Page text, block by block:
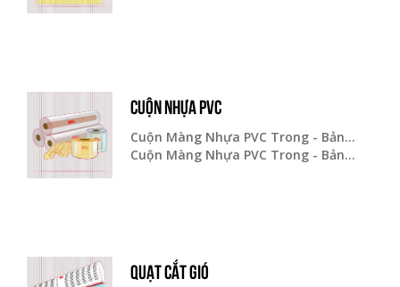
CUỘN NHỰA PVC
Cuộn Màng Nhựa PVC Trong - Bản...
Cuộn Màng Nhựa PVC Trong - Bản...
QUẠT CẮT GIÓ